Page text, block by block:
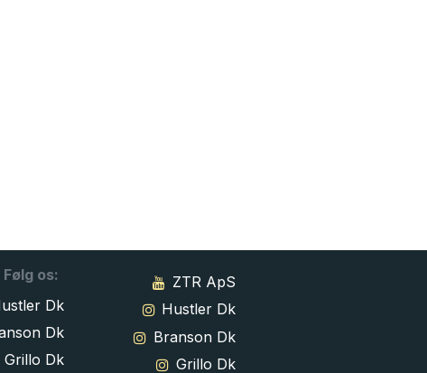
Følg os:
Dk
Dk
Grillo Dk
ZTR ApS
Hustler Dk
Branson Dk
Grillo Dk